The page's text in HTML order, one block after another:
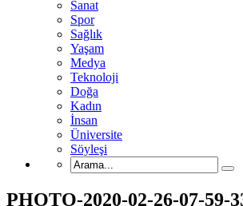
Sanat
Spor
Sağlık
Yaşam
Medya
Teknoloji
Doğa
Kadın
İnsan
Üniversite
Söyleşi
PHOTO-2020-02-26-07-59-